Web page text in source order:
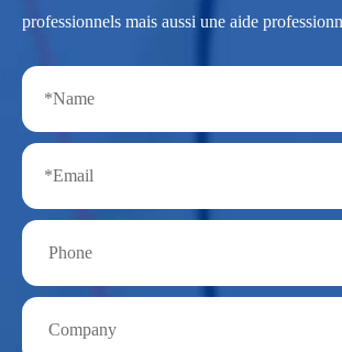
professionnels mais aussi une aide